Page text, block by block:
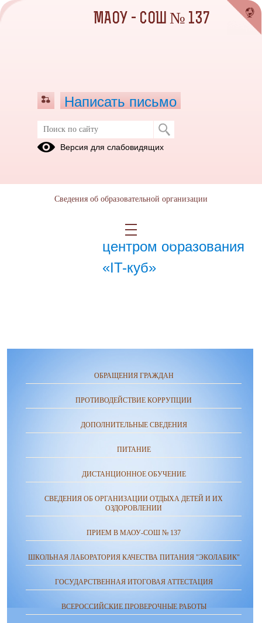
Сентябрь 2022
Взаимодействие с
центром образования
«IT-куб»
ОБРАЩЕНИЯ ГРАЖДАН
ПРОТИВОДЕЙСТВИЕ КОРРУПЦИИ
ДОПОЛНИТЕЛЬНЫЕ СВЕДЕНИЯ
ПИТАНИЕ
ДИСТАНЦИОННОЕ ОБУЧЕНИЕ
СВЕДЕНИЯ ОБ ОРГАНИЗАЦИИ ОТДЫХА ДЕТЕЙ И ИХ
ОЗДОРОВЛЕНИИ
ПРИЕМ В МАОУ-СОШ № 137
ШКОЛЬНАЯ ЛАБОРАТОРИЯ КАЧЕСТВА ПИТАНИЯ "ЭКОЛАБИК"
ГОСУДАРСТВЕННАЯ ИТОГОВАЯ АТТЕСТАЦИЯ
ВСЕРОССИЙСКИЕ ПРОВЕРОЧНЫЕ РАБОТЫ
МАОУ - СОШ № 137
Написать письмо
Версия для слабовидящих
Сведения об образовательной организации